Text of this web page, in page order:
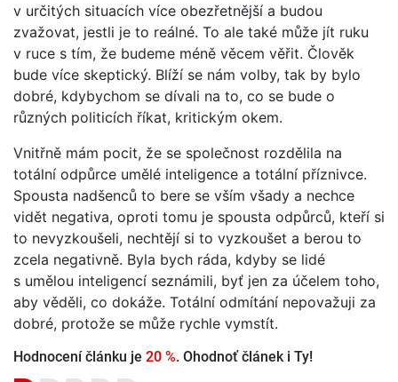
v určitých situacích více obezřetnější a budou
zvažovat, jestli je to reálné. To ale také může jít ruku
v ruce s tím, že budeme méně věcem věřit. Člověk
bude více skeptický. Blíží se nám volby, tak by bylo
dobré, kdybychom se dívali na to, co se bude o
různých politicích říkat, kritickým okem.
Vnitřně mám pocit, že se společnost rozdělila na
totální odpůrce umělé inteligence a totální příznivce.
Spousta nadšenců to bere se vším všady a nechce
vidět negativa, oproti tomu je spousta odpůrců, kteří si
to nevyzkoušeli, nechtějí si to vyzkoušet a berou to
zcela negativně. Byla bych ráda, kdyby se lidé
s umělou inteligencí seznámili, byť jen za účelem toho,
aby věděli, co dokáže. Totální odmítání nepovažuji za
dobré, protože se může rychle vymstít.
Hodnocení článku je 20 %. Ohodnoť článek i Ty!